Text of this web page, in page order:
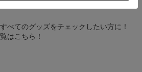
べてのグッズをチェックしたい方に！
はこちら！